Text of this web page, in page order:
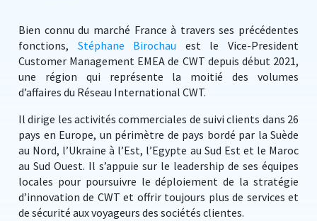
Bien connu du marché France à travers ses précédentes
fonctions, Stéphane Birochau est le Vice-President
Customer Management EMEA de CWT depuis début 2021,
une région qui représente la moitié des volumes
d’affaires du Réseau International CWT.
Il dirige les activités commerciales de suivi clients dans 26
pays en Europe, un périmètre de pays bordé par la Suède
au Nord, l’Ukraine à l’Est, l’Egypte au Sud Est et le Maroc
au Sud Ouest. Il s’appuie sur le leadership de ses équipes
locales pour poursuivre le déploiement de la stratégie
d’innovation de CWT et offrir toujours plus de services et
de sécurité aux voyageurs des sociétés clientes.